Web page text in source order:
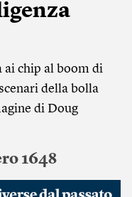
ai chip al boom di
della bolla
di Doug
1648